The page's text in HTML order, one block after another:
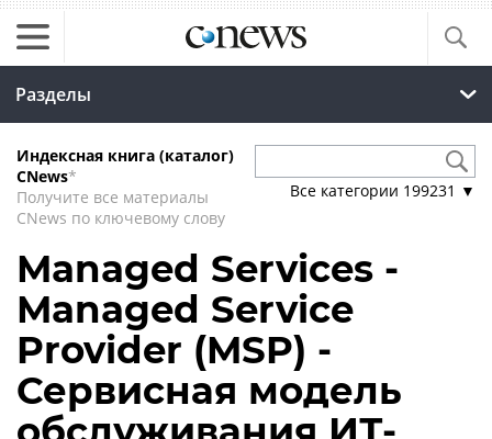
Разделы
Индексная книга (каталог)
CNews*
Получите все материалы
CNews по ключевому слову
Все категории 199231 ▼
Managed Services -
Managed Service
Provider (MSP) -
Сервисная модель